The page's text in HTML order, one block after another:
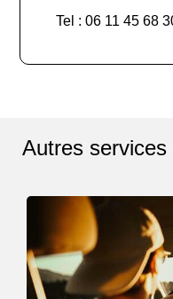
Tel : 06 11 45 68
Autres